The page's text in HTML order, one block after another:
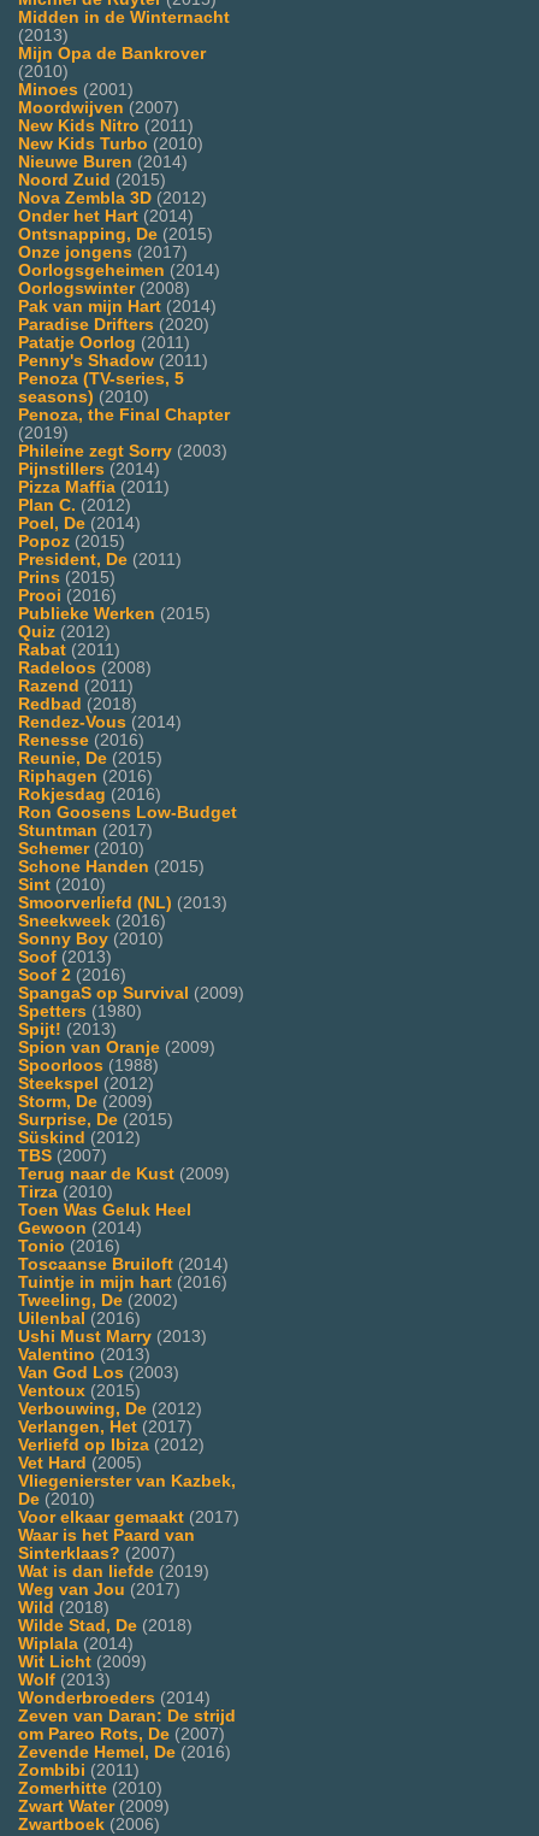
Midden in de Winternacht
(2013)
Mijn Opa de Bankrover
(2010)
Minoes (2001)
Moordwijven (2007)
New Kids Nitro (2011)
New Kids Turbo (2010)
Nieuwe Buren (2014)
Noord Zuid (2015)
Nova Zembla 3D (2012)
Onder het Hart (2014)
Ontsnapping, De (2015)
Onze jongens (2017)
Oorlogsgeheimen (2014)
Oorlogswinter(2008)
Pak van mijn Hart (2014)
Paradise Drifters (2020)
Patatje Oorlog (2011)
Penny's Shadow (2011)
Penoza (TV-series, 5
seasons) (2010)
Penoza, the Final Chapter
(2019)
Phileine zegt Sorry (2003)
Pijnstillers (2014)
Pizza Maffia (2011)
Plan C. (2012)
Poel, De (2014)
Popoz (2015)
President, De (2011)
Prins (2015)
Prooi (2016)
Publieke Werken (2015)
Quiz (2012)
Rabat (2011)
Radeloos (2008)
Razend (2011)
Redbad (2018)
Rendez-Vous (2014)
Renesse (2016)
Reunie, De (2015)
Riphagen (2016)
Rokjesdag (2016)
Ron Goosens Low-Budget
Stuntman (2017)
Schemer(2010)
Schone Handen (2015)
Sint (2010)
Smoorverliefd (NL) (2013)
Sneekweek (2016)
Sonny Boy (2010)
Soof (2013)
Soof 2 (2016)
SpangaS op Survival (2009)
Spetters (1980)
Spijt! (2013)
Spion van Oranje (2009)
Spoorloos (1988)
Steekspel (2012)
Storm, De (2009)
Surprise, De (2015)
Süskind (2012)
TBS (2007)
Terug naar de Kust (2009)
Tirza (2010)
Toen Was Geluk Heel
Gewoon (2014)
Tonio (2016)
Toscaanse Bruiloft (2014)
Tuintje in mijn hart (2016)
Tweeling, De (2002)
Uilenbal (2016)
Ushi Must Marry (2013)
Valentino (2013)
Van God Los (2003)
Ventoux (2015)
Verbouwing, De (2012)
Verlangen, Het (2017)
Verliefd op Ibiza (2012)
Vet Hard (2005)
Vliegenierster van Kazbek,
De (2010)
Voor elkaar gemaakt (2017)
Waar is het Paard van
Sinterklaas? (2007)
Wat is dan liefde (2019)
Weg van Jou (2017)
Wild (2018)
Wilde Stad, De (2018)
Wiplala (2014)
Wit Licht (2009)
Wolf (2013)
Wonderbroeders (2014)
Zeven van Daran: De strijd
om Pareo Rots, De (2007)
Zevende Hemel, De (2016)
Zombibi (2011)
Zomerhitte (2010)
Zwart Water(2009)
Zwartboek (2006)